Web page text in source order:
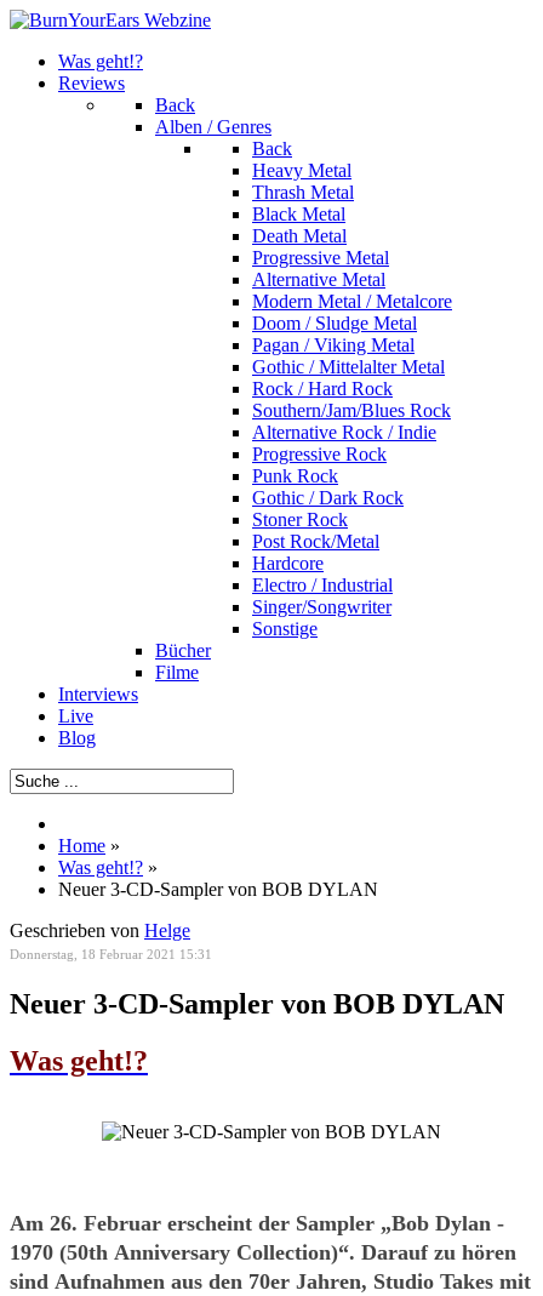
Was geht!?
Reviews
Back
Alben / Genres
Back
Heavy Metal
Thrash Metal
Black Metal
Death Metal
Progressive Metal
Alternative Metal
Modern Metal / Metalcore
Doom / Sludge Metal
Pagan / Viking Metal
Gothic / Mittelalter Metal
Rock / Hard Rock
Southern/Jam/Blues Rock
Alternative Rock / Indie
Progressive Rock
Punk Rock
Gothic / Dark Rock
Stoner Rock
Post Rock/Metal
Hardcore
Electro / Industrial
Singer/Songwriter
Sonstige
Bücher
Filme
Interviews
Live
Blog
Home »
Was geht!? »
Neuer 3-CD-Sampler von BOB DYLAN
Geschrieben von Helge
Donnerstag, 18 Februar 2021 15:31
Neuer 3-CD-Sampler von BOB DYLAN
Was geht!?
Am 26. Februar erscheint der Sampler „Bob Dylan -
1970 (50th Anniversary Collection)“. Darauf zu hören
sind Aufnahmen aus den 70er Jahren, Studio Takes mit